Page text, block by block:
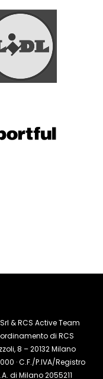
& RCS Active Team
di RCS
8 – 20132 Milano
· C.F./P.IVA/Registro
di Milano 2055211